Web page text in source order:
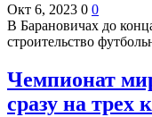
Окт 6, 2023 0 0
В Барановичах до
строительство
Чемпионат
сразу на трех